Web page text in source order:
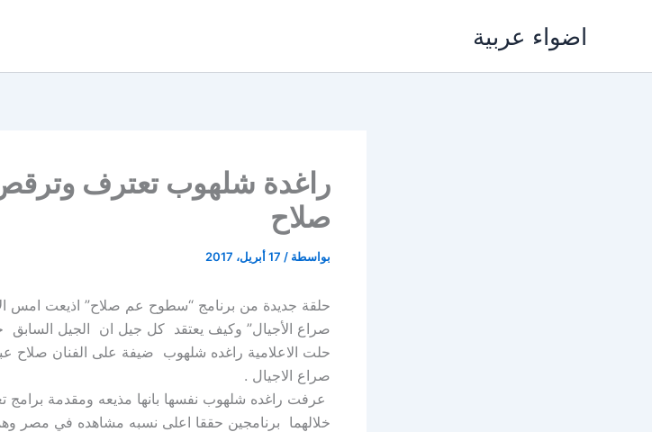
اضواء عربية
راغدة شلهوب تعترف
صلاح
بواسطة / 17 أبريل، 2017
حلقة جديدة من برنامج “سطوح عم صلاح” اذيعت امس
صراع الأجيال” وكيف يعتقد كل جيل ان الجيل السابق
حلت الاعلامية راغده شلهوب ضيفة على الفنان صلاح
صراع الاجيال .
عرفت راغده شلهوب نفسها بانها مذيعه ومقدمة
خلالهما برنامجين حققا اعلى نسبه مشاهده في مصر وهما